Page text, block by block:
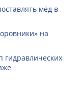
мёд в
на
гидравлических